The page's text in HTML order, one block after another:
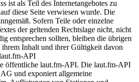
ist als Teil des Internetangebotes zu
diese Seite verwiesen wurde. Die
Sofern Teile oder einzelne
der geltenden Rechtslage nicht, nicht
entsprechen sollten, bleiben die übrigen
ihrem Inhalt und ihrer Gültigkeit davon
API
öffentliche laut.fm-API. Die laut.fm-API
und exponiert allgemeine